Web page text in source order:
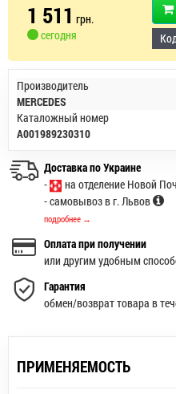
1 511 грн.
сегодня
Производитель
MERCEDES
Каталожный номер
A001989230310
Доставка по Украине
-
на отделение Новой
- самовывоз в г. Львов
подробнее →
Оплата при получении
или другим удобным
Гарантия
обмен/возврат товара в
ПРИМЕНЯЕМОСТЬ